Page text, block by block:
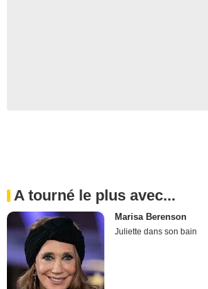
A tourné le plus avec...
Marisa Berenson
Juliette dans son bain